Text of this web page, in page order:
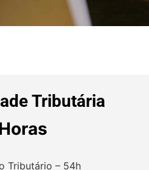
Tributária
Tributário – 54h